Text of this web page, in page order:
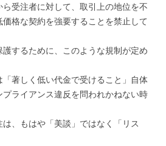
受注者に対して、取引上の地位を不
格な契約を強要することを禁止して
するために、このような規制が定め
著しく低い代金で受けること」自体
ライアンス違反を問われかねない時
、もはや「美談」ではなく「リス